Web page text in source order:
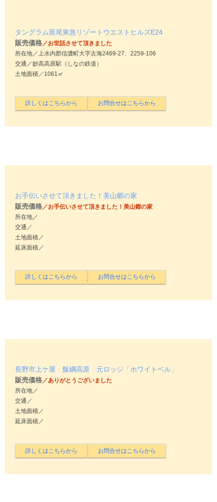
タングラム斑尾東急リゾートウエストヒルズE24
販売価格 ／お世話させて頂きました
所在地／上水内郡信濃町大字古海2469-27、2259-106
交通／妙高高原駅（しなの鉄道）
土地面積／1061㎡
お手伝いさせて頂きました！美山郷の家
販売価格／お手伝いさせて頂きました！美山郷の家
所在地／
交通／
土地面積／
延床面積／
長野市上ケ屋 飯綱高原 元ロッジ「ホワイトベル」
販売価格／ありがとうございました
所在地／
交通／
土地面積／
延床面積／